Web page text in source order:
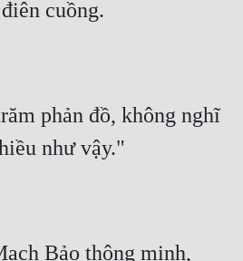
cuồng.
phản đồ, không nghĩ
như vậy."
Bảo thông minh,